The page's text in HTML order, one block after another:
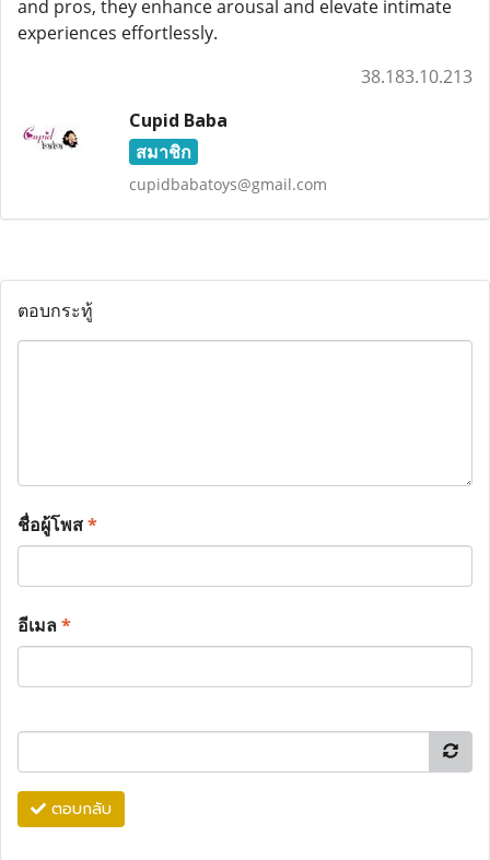
and pros, they enhance arousal and elevate intimate
experiences effortlessly.
38.183.10.213
Cupid Baba
สมาชิก
cupidbabatoys@gmail.com
ตอบกระทู้
ชื่อผู้โพส*
อีเมล*
ตอบกลับ